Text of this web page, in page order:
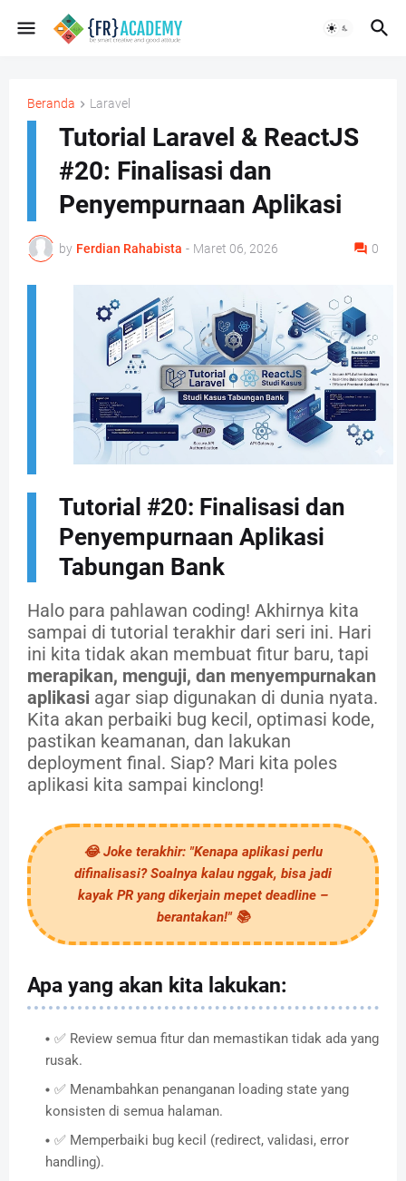
Beranda Laravel
Tutorial Laravel & ReactJS
#20: Finalisasi dan
Penyempurnaan Aplikasi
by Ferdian Rahabista - Maret 06, 2026 0
Tutorial #20: Finalisasi dan
Penyempurnaan Aplikasi
Tabungan Bank
Halo para pahlawan coding! Akhirnya kita
sampai di tutorial terakhir dari seri ini. Hari
ini kita tidak akan membuat fitur baru, tapi
merapikan, menguji, dan menyempurnakan
aplikasi agar siap digunakan di dunia nyata.
Kita akan perbaiki bug kecil, optimasi kode,
pastikan keamanan, dan lakukan
deployment final. Siap? Mari kita poles
aplikasi kita sampai kinclong!
😂Joke terakhir: "Kenapa aplikasi perlu
difinalisasi? Soalnya kalau nggak, bisa jadi
kayak PR yang dikerjain mepet deadline –
berantakan!" 📚
Apa yang akan kita lakukan:
✅ Review semua fitur dan memastikan tidak ada yang
rusak.
✅ Menambahkan penanganan loading state yang
konsisten di semua halaman.
✅ Memperbaiki bug kecil (redirect, validasi, error
handling).